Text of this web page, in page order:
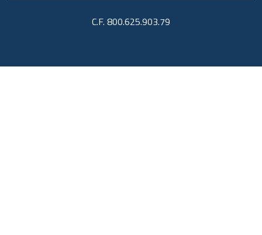
C.F. 800.625.903.79